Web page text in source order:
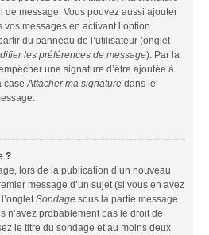
de message. Vous pouvez aussi ajouter
messages en activant l’option
du panneau de l’utilisateur (onglet
les préférences de message). Par la
une signature d’être ajoutée à
case Attacher ma signature dans le
?
lors de la publication d’un nouveau
message d’un sujet (si vous en avez
Sondage sous la partie message
n’avez probablement pas le droit de
le titre du sondage et au moins deux